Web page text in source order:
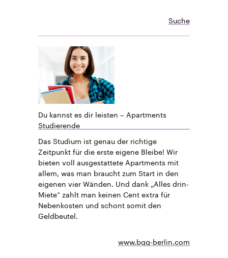
Suche
Du kannst es dir leisten – Apartments
Studierende
Das Studium ist genau der richtige
Zeitpunkt für die erste eigene Bleibe! Wir
bieten voll ausgestattete Apartments mit
allem, was man braucht zum Start in den
eigenen vier Wänden. Und dank „Alles drin-
Miete“ zahlt man keinen Cent extra für
Nebenkosten und schont somit den
Geldbeutel.
www.bgg-berlin.com